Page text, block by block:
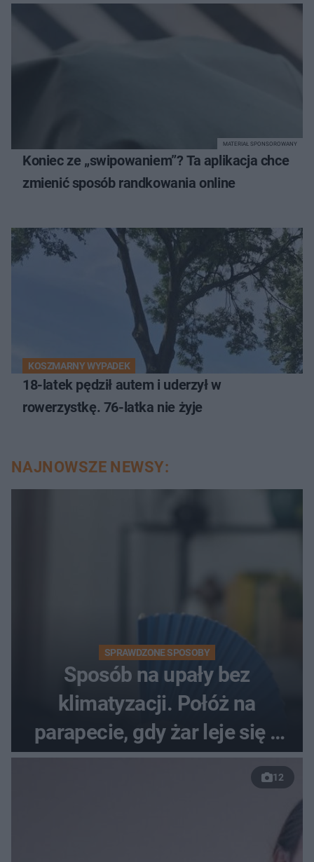
Koniec ze „swipowaniem”? Ta aplikacja chce
zmienić sposób randkowania online
MATERIAŁ SPONSOROWANY
KOSZMARNY WYPADEK
18-latek pędził autem i uderzył w
rowerzystkę. 76-latka nie żyje
NAJNOWSZE NEWSY:
SPRAWDZONE SPOSOBY
Sposób na upały bez
klimatyzacji. Połóż na
parapecie, gdy żar leje się z
nieba
12